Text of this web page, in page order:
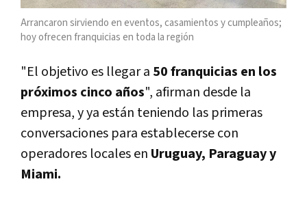
Arrancaron sirviendo en eventos, casamientos y cumpleaños;
hoy ofrecen franquicias en toda la región
"El objetivo es llegar a 50 franquicias en los
próximos cinco años", afirman desde la
empresa, y ya están teniendo las primeras
conversaciones para establecerse con
operadores locales en Uruguay, Paraguay y
Miami.